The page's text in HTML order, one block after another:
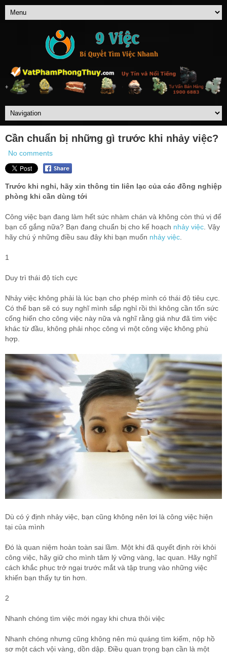
Cần chuẩn bị những gì trước khi nhảy việc?
No comments
Trước khi nghỉ, hãy xin thông tin liên lạc của các đồng nghiệp
phòng khi cần dùng tới
Công việc bạn đang làm hết sức nhàm chán và không còn thú vị để
bạn cố gắng nữa? Bạn đang chuẩn bị cho kế hoạch nhảy việc. Vậy
hãy chú ý những điều sau đây khi bạn muốn nhảy việc.
1
Duy trì thái độ tích cực
Nhảy việc không phải là lúc bạn cho phép mình có thái độ tiêu cực.
Có thể bạn sẽ có suy nghĩ mình sắp nghỉ rồi thì không cần tốn sức
cống hiến cho công việc này nữa và nghĩ rằng giá như đã tìm việc
khác từ đầu, không phải nhọc công vì một công việc không phù
hợp.
Dù có ý định nhảy việc, bạn cũng không nên lơi là công việc hiện
tại của mình
Đó là quan niệm hoàn toàn sai lầm. Một khi đã quyết định rời khỏi
công việc, hãy giữ cho mình tâm lý vững vàng, lạc quan. Hãy nghĩ
cách khắc phục trở ngại trước mắt và tập trung vào những việc
khiến bạn thấy tự tin hơn.
2
Nhanh chóng tìm việc mới ngay khi chưa thôi việc
Nhanh chóng nhưng cũng không nên mù quáng tìm kiếm, nộp hồ
sơ một cách vội vàng, dồn dập. Điều quan trọng bạn cần là một